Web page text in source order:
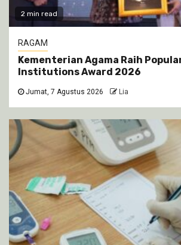
2 min read
RAGAM
Kementerian Agama Raih
Institutions Award 2026
Jumat, 7 Agustus 2026 Lia